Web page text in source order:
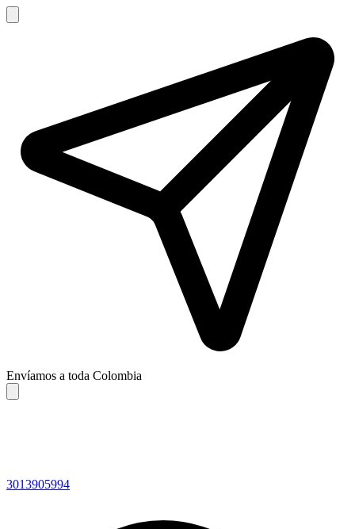
Envíamos a toda Colombia
3013905994